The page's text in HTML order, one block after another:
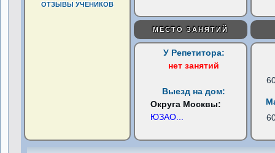
ОТЗЫВЫ УЧЕНИКОВ
МЕСТО ЗАНЯТИЙ
У Репетитора:
нет занятий
Выезд на дом:
Округа Москвы:
ЮЗАО